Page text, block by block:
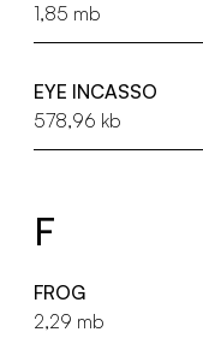
1,85 mb
EYE INCASSO
578,96 kb
F
FROG
2,29 mb